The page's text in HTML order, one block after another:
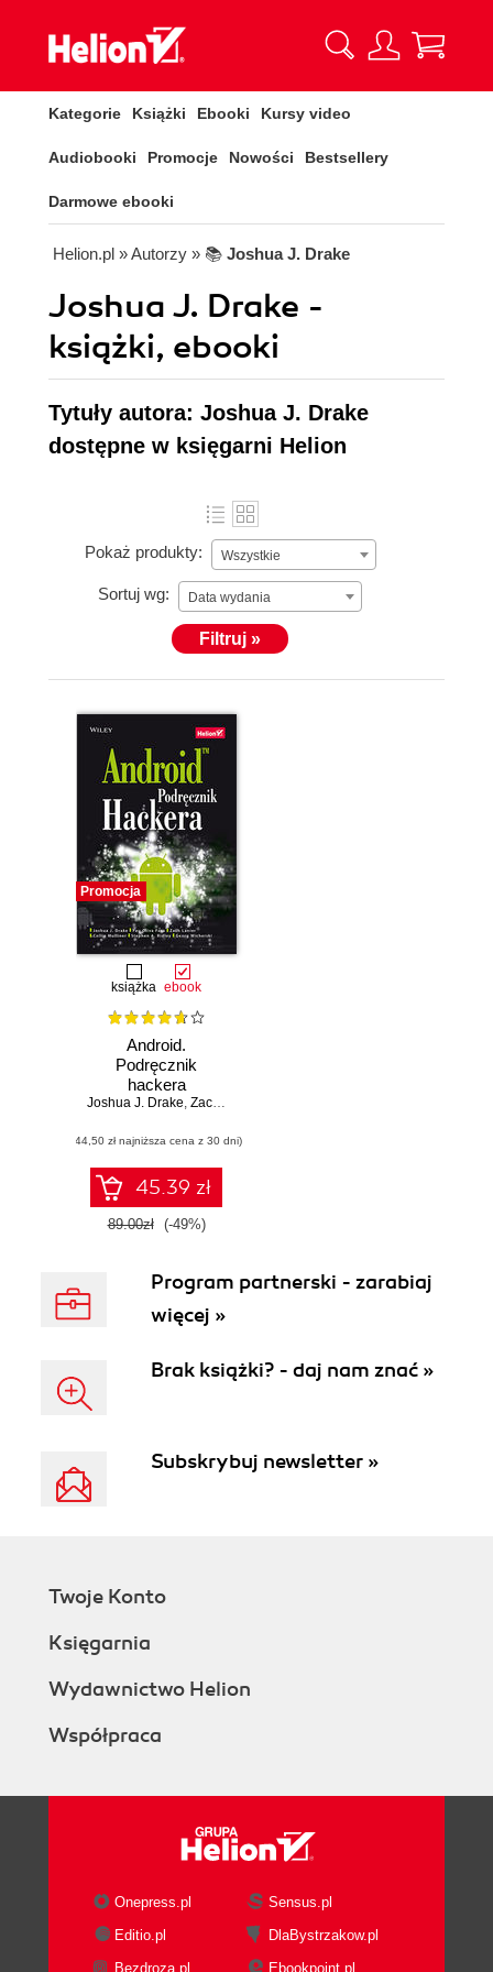
Kategorie Książki Ebooki Kursy video
Audiobooki Promocje Nowości Bestsellery
Darmowe ebooki
Helion.pl » Autorzy » 📚 Joshua J. Drake
Joshua J. Drake -
książki, ebooki
Tytuły autora: Joshua J. Drake
dostępne w księgarni Helion
Pokaż produkty: Wszystkie
Sortuj wg: Data wydania
Filtruj »
Promocja
książka ebook
Android.
Podręcznik
hackera
Joshua J. Drake, Zach Lanier
(44,50 zł najniższa cena z 30 dni)
45.39 zł
89.00zł (-49%)
Program partnerski - zarabiaj
więcej »
Brak książki? - daj nam znać »
Subskrybuj newsletter »
Twoje Konto
Księgarnia
Wydawnictwo Helion
Współpraca
Onepress.pl
Sensus.pl
Editio.pl
DlaBystrzakow.pl
Bezdroza.pl
Ebookpoint.pl